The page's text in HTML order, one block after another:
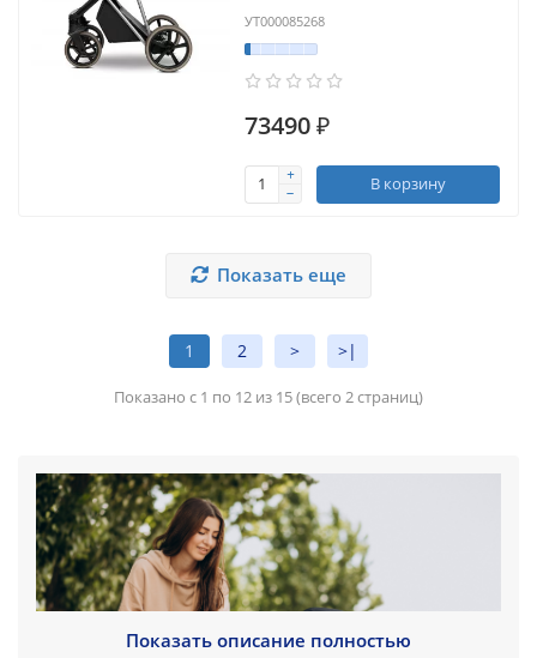
УТ000085268
73490 ₽
В корзину
Показать еще
1 2 > >|
Показано с 1 по 12 из 15 (всего 2 страниц)
Показать описание полностью